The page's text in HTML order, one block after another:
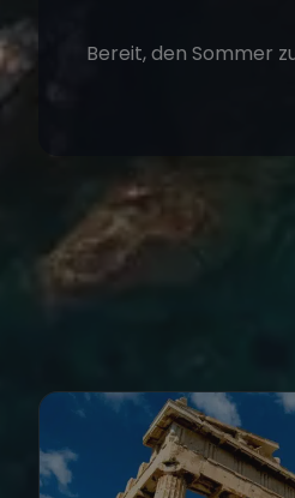
Bereit, den Sommer